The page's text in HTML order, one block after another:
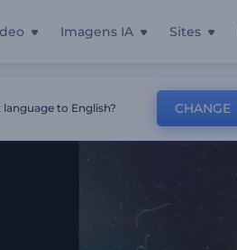
Imagens IA Sites
to English? CHANGE